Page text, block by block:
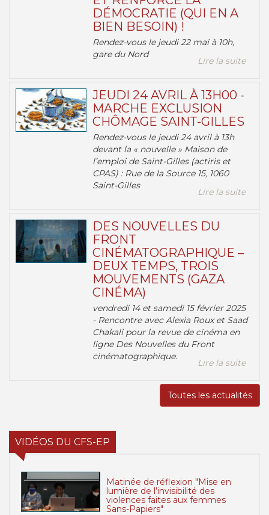
DÉMOCRATIE (QUI EN A
BIEN BESOIN) !
Rendez-vous le jeudi 22 mai à 10h,
gare du Nord
Lire la suite
JEUDI 24 AVRIL À 13H00 -
MARCHE EXCLUSION
CHÔMAGE SAINT-GILLES
Rendez-vous le jeudi 24 avril à 13h
devant la « nouvelle » Maison de
l’emploi de Saint-Gilles (actiris et
CPAS) : Rue de la Source 15, 1060
Saint-Gilles
Lire la suite
DES NOUVELLES DU
FRONT
CINÉMATOGRAPHIQUE –
DEUX TEMPS, TROIS
MOUVEMENTS (GAZA
CINÉMA)
vendredi 14 et samedi 15 février 2025
- Rencontre avec Alexia Roux et Saad
Chakali pour la revue de cinéma en
ligne Des Nouvelles du Front
cinématographique.
Lire la suite
Toutes les actualités
VIDÉOS DU CFS-EP
Matinée de réflexion "Mise en
lumière de l’invisibilité des
violences faites aux femmes
Sans-Papiers"